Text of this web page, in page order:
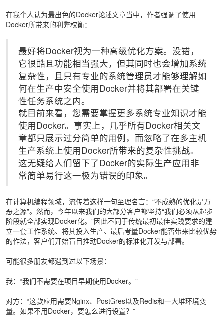
在我个人认为最出色的Docker论述文章当中，作者强调了使用
Docker所带来的利弊权衡：
最好将Docker视为一种高级优化方案。没错，
它很酷且功能相当强大，但其同时也会增加系统
复杂性，且只有专业的系统管理员才能够理解如
何在生产中安全使用Docker并将其部署在关键
性任务系统之内。
就目前来看，您需要掌握更多系统专业知识才能
使用Docker。事实上，几乎所有Docker相关文
章都只展示过分简单的用例，而忽略了在多主机
生产系统上使用Docker所带来的复杂性挑战。
这无疑给人们留下了Docker的实际生产应用非
常简单易行这一极为错误的印象。
在计算机编程领域，流传着这样一句至理名言：“不成熟的优化是万
恶之源”。然而，今年以来我们的大部分客户都坚持“我们必须从起步
阶段就全部实现Docker化。”因此不同于传统最初最佳实践要求的建
立一套工作系统、将其投入生产、最后考量Docker能否带来比较优势
的作法，客户们开始盲目推动Docker的标准化开发与部署。
可能很多朋友都遇到过以下场景：
我：“我们不需要在项目早期使用Docker。”
对方：“这款应用需要Nginx、PostGres以及Redis和一大堆环境变
量。如果不用Docker，要怎么进行设置？”